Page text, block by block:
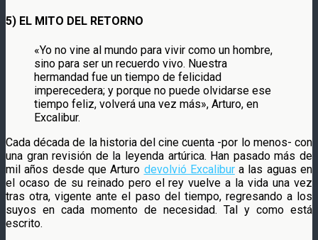
5) EL MITO DEL RETORNO
«Yo no vine al mundo para vivir como un hombre,
sino para ser un recuerdo vivo. Nuestra
hermandad fue un tiempo de felicidad
imperecedera; y porque no puede olvidarse ese
tiempo feliz, volverá una vez más», Arturo, en
Excalibur.
Cada década de la historia del cine cuenta -por lo menos- con
una gran revisión de la leyenda artúrica. Han pasado más de
mil años desde que Arturo devolvió Excalibura las aguas en
el ocaso de su reinado pero el rey vuelve a la vida una vez
tras otra, vigente ante el paso del tiempo, regresando a los
suyos en cada momento de necesidad. Tal y como está
escrito.